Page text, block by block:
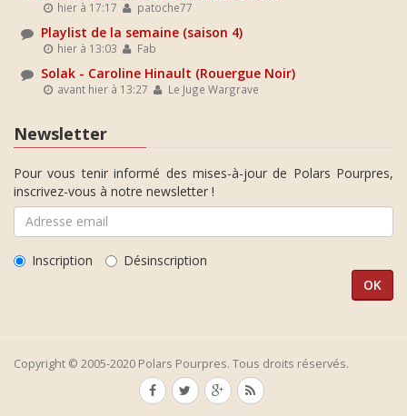
hier à 17:17 patoche77
Playlist de la semaine (saison 4)
hier à 13:03 Fab
Solak - Caroline Hinault (Rouergue Noir)
avant hier à 13:27 Le Juge Wargrave
Newsletter
Pour vous tenir informé des mises-à-jour de Polars Pourpres,
inscrivez-vous à notre newsletter !
Inscription Désinscription
Copyright © 2005-2020 Polars Pourpres. Tous droits réservés.